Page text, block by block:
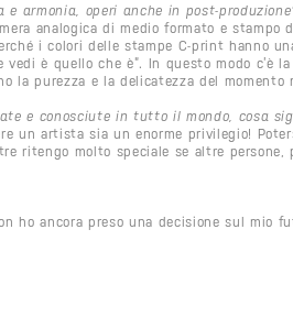
armonia, operi anche in post-
analogica di medio formato e stampo
i colori delle stampe C-print hanno
vedi è quello che è”. In questo modo c’è
la purezza e la delicatezza del momento
e conosciute in tutto il mondo, cosa
un artista sia un enorme privilegio!
ritengo molto speciale se altre
ho ancora preso una decisione sul mio